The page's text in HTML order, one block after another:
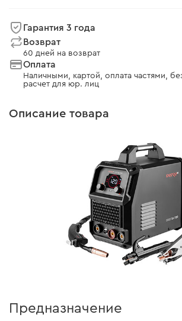
Гарантия 3 года
Возврат
60 дней на возврат
Оплата
Наличными, картой, оплата частями,
расчет для юр. лиц
Описание товара
Предназначение